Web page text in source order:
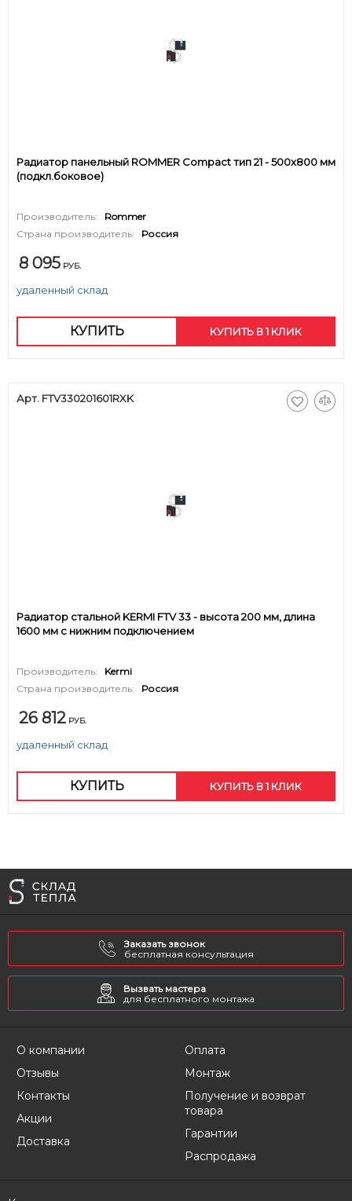
Радиатор панельный ROMMER Compact тип 21 - 500x800 мм
(подкл.боковое)
Производитель:
Rommer
Страна производитель:
Россия
8 095 РУБ.
удаленный склад
КУПИТЬ КУПИТЬ В 1 КЛИК
Арт. FTV330201601RXK
Радиатор стальной KERMI FTV 33 - высота 200 мм, длина
1600 мм с нижним подключением
Производитель:
Kermi
Страна производитель:
Россия
26 812 РУБ.
удаленный склад
КУПИТЬ КУПИТЬ В 1 КЛИК
Заказать звонок
бесплатная консультация
Вызвать мастера
для бесплатного монтажа
О компании
Отзывы
Контакты
Акции
Доставка
Оплата
Монтаж
Получение и возврат
товара
Гарантии
Распродажа